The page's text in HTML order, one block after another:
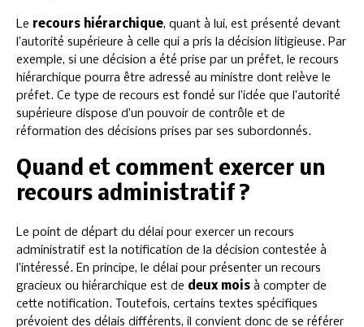
Le recours hiérarchique, quant à lui, est présenté devant
l’autorité supérieure à celle qui a pris la décision litigieuse. Par
exemple, si une décision a été prise par un préfet, le recours
hiérarchique pourra être adressé au ministre dont relève le
préfet. Ce type de recours est fondé sur l’idée que l’autorité
supérieure dispose d’un pouvoir de contrôle et de
réformation des décisions prises par ses subordonnés.
Quand et comment exercer un
recours administratif ?
Le point de départ du délai pour exercer un recours
administratif est la notification de la décision contestée à
l’intéressé. En principe, le délai pour présenter un recours
gracieux ou hiérarchique est de deux mois à compter de
cette notification. Toutefois, certains textes spécifiques
prévoient des délais différents, il convient donc de se référer